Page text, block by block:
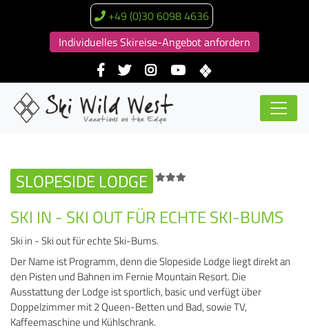
+49 (0)30 6098 4636
Individuelles Skireise-Angebot anfordern
SLOPESIDE LODGE
SKI IN - SKI OUT FÜR ECHTE SKI-BUMS
Ski in - Ski out für echte Ski-Bums.
Der Name ist Programm, denn die Slopeside Lodge liegt direkt an
den Pisten und Bahnen im Fernie Mountain Resort. Die
Ausstattung der Lodge ist sportlich, basic und verfügt über
Doppelzimmer mit 2 Queen-Betten und Bad, sowie TV,
Kaffeemaschine und Kühlschrank.